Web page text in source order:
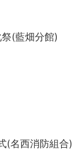
(藍畑分館)
名西消防組合)